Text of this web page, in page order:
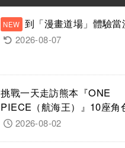
到「漫畫道場」體驗當
2026-08-07
挑戰一天走訪熊本『ONE
PIECE（航海王）』10座角
2026-08-02